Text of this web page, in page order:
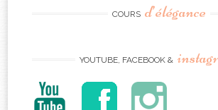
COURS d’élégance
YOUTUBE, FACEBOOK &